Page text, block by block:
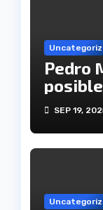
Pedro
López
SEP 19,